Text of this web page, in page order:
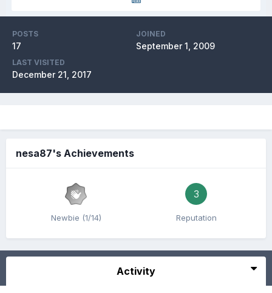
POSTS
17
JOINED
September 1, 2009
LAST VISITED
December 21, 2017
nesa87's Achievements
Newbie (1/14)
3
Reputation
Activity